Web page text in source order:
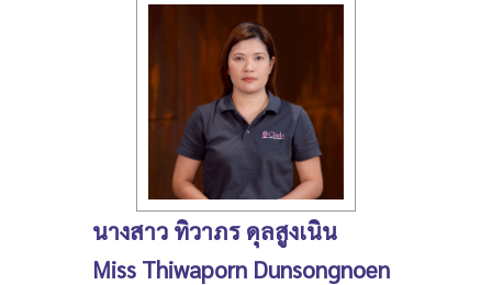
นางสาว ทิวาภร ดุลสูงเนิน
Miss Thiwaporn Dunsongnoen